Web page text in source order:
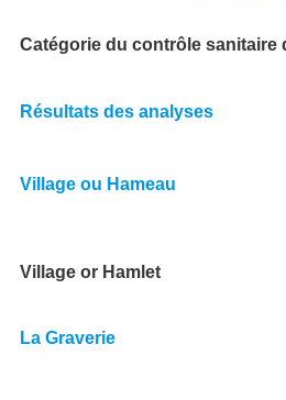
Catégorie du contrôle sanitaire
Résultats des analyses
Village ou Hameau
Village or Hamlet
La Graverie